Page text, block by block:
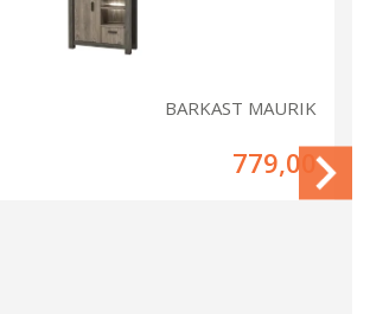
BARKAST MAURIK
779,00